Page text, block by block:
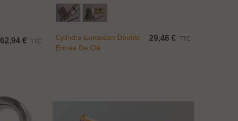
62,94 € TTC
Ajouter Au Panier
Cylindre Européen Double
Entrée De Clé
29,46 € TTC